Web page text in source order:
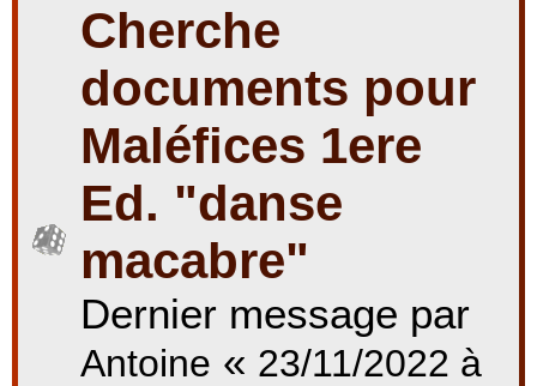
Cherche
documents pour
Maléfices 1ere
Ed. "danse
macabre"
Dernier message par
Antoine « 23/11/2022 à